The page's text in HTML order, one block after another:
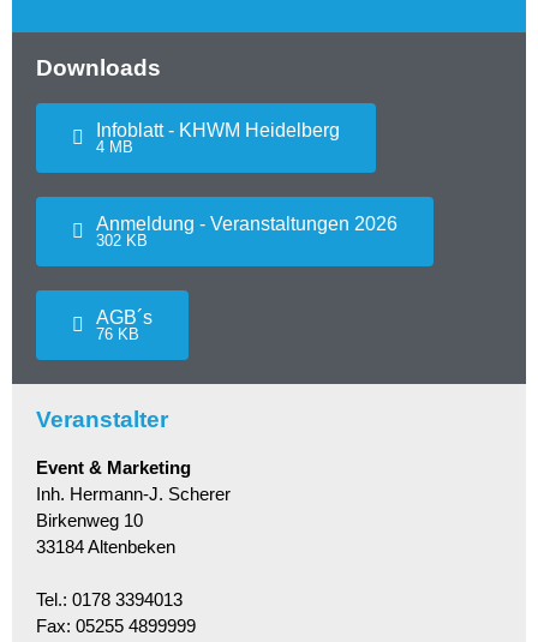
Downloads
Infoblatt - KHWM Heidelberg
4 MB
Anmeldung - Veranstaltungen 2026
302 KB
AGB´s
76 KB
Veranstalter
Event & Marketing
Inh. Hermann-J. Scherer
Birkenweg 10
33184 Altenbeken
Tel.: 0178 3394013
Fax: 05255 4899999